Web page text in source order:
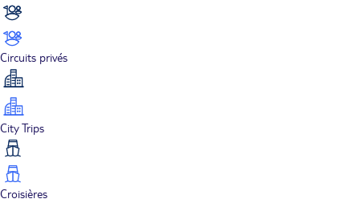
Circuits privés
City Trips
Croisières